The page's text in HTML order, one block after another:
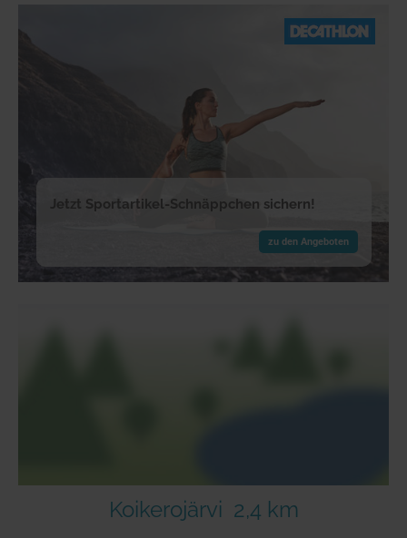
Jetzt Sportartikel-Schnäppchen sichern!
zu den Angeboten
Koikerojärvi 2,4 km